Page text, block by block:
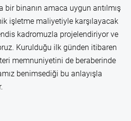
binanın amaca uygun arıtılmış
işletme maliyetiyle karşılayacak
kadromuzla projelendiriyor ve
Kurulduğu ilk günden itibaren
memnuniyetini de beraberinde
benimsediği bu anlayışla